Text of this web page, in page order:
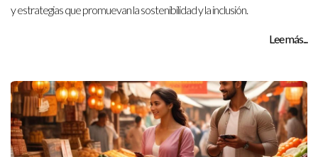
y estrategias que promuevan la sostenibilidad y la inclusión.
Lee más...